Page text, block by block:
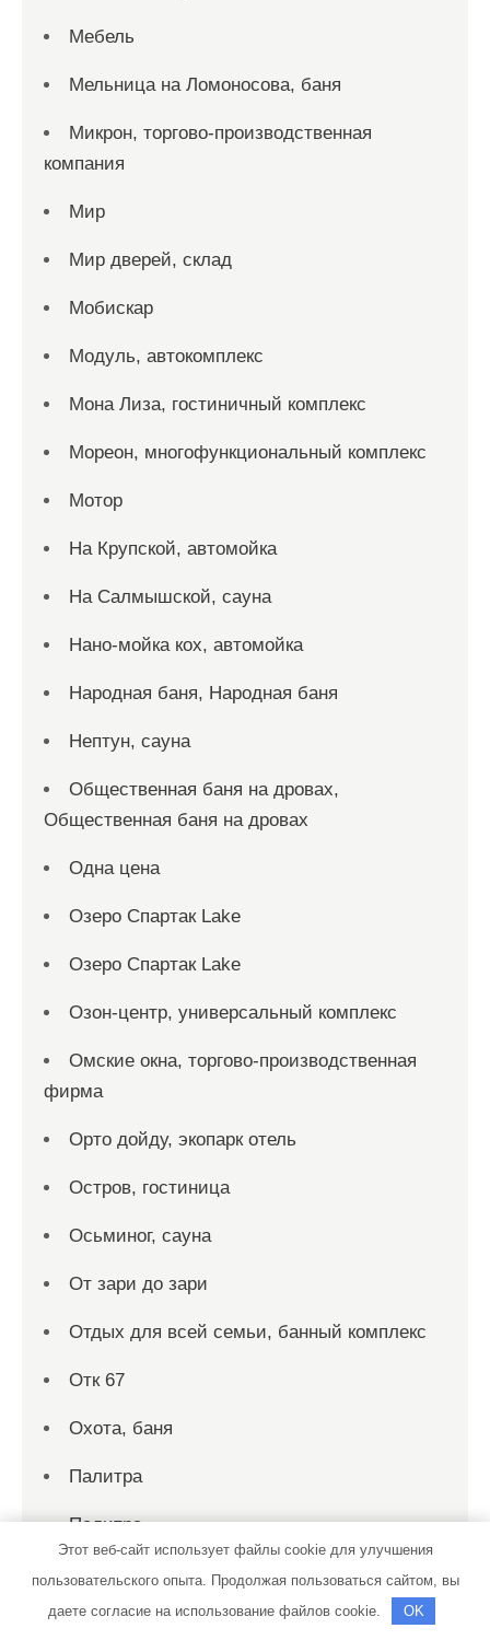
Мебель
Мельница на Ломоносова, баня
Микрон, торгово-производственная
компания
Мир
Мир дверей, склад
Мобискар
Модуль, автокомплекс
Мона Лиза, гостиничный комплекс
Мореон, многофункциональный комплекс
Мотор
На Крупской, автомойка
На Салмышской, сауна
Нано-мойка кох, автомойка
Народная баня, Народная баня
Нептун, сауна
Общественная баня на дровах,
Общественная баня на дровах
Одна цена
Озеро Спартак Lake
Озеро Спартак Lake
Озон-центр, универсальный комплекс
Омские окна, торгово-производственная
фирма
Орто дойду, экопарк отель
Остров, гостиница
Осьминог, сауна
От зари до зари
Отдых для всей семьи, банный комплекс
Отк 67
Охота, баня
Палитра
Палитра
Пар-house, гостинично-саунный комплекс
Пари
Этот веб-сайт использует файлы cookie для улучшения
пользовательского опыта. Продолжая пользоваться сайтом, вы
даете согласие на использование файлов cookie.
OK